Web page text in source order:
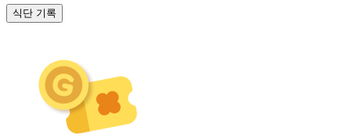
식단 기록